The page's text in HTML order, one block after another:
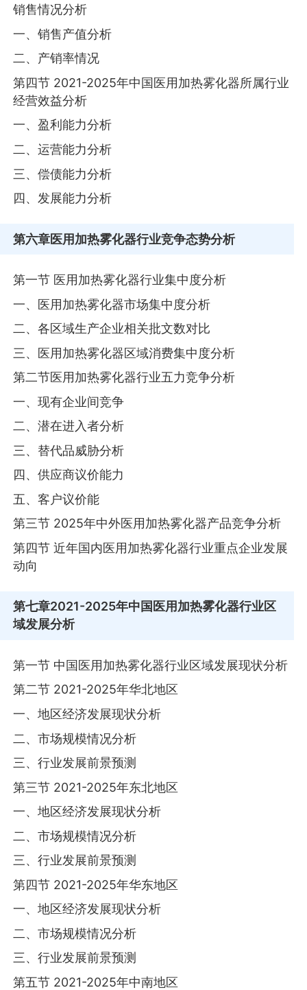
销售情况分析
一、销售产值分析
二、产销率情况
第四节 2021-2025年中国医用加热雾化器所属行业
经营效益分析
一、盈利能力分析
二、运营能力分析
三、偿债能力分析
四、发展能力分析
第六章医用加热雾化器行业竞争态势分析
第一节 医用加热雾化器行业集中度分析
一、医用加热雾化器市场集中度分析
二、各区域生产企业相关批文数对比
三、医用加热雾化器区域消费集中度分析
第二节医用加热雾化器行业五力竞争分析
一、现有企业间竞争
二、潜在进入者分析
三、替代品威胁分析
四、供应商议价能力
五、客户议价能
第三节 2025年中外医用加热雾化器产品竞争分析
第四节 近年国内医用加热雾化器行业重点企业发展
动向
第七章2021-2025年中国医用加热雾化器行业区
域发展分析
第一节 中国医用加热雾化器行业区域发展现状分析
第二节 2021-2025年华北地区
一、地区经济发展现状分析
二、市场规模情况分析
三、行业发展前景预测
第三节 2021-2025年东北地区
一、地区经济发展现状分析
二、市场规模情况分析
三、行业发展前景预测
第四节 2021-2025年华东地区
一、地区经济发展现状分析
二、市场规模情况分析
三、行业发展前景预测
第五节 2021-2025年中南地区